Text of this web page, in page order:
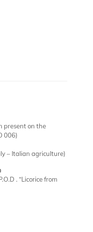
present on the
006)
– Italian agriculture)
. “Licorice from